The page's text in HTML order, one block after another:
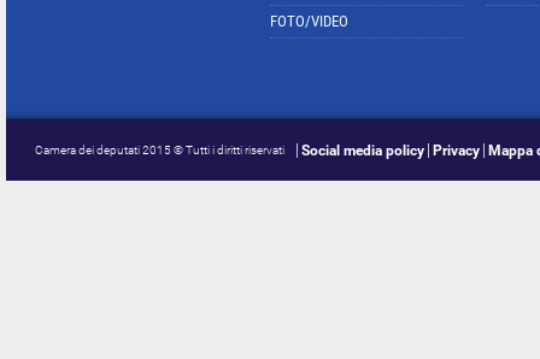
FOTO/VIDEO
Camera dei deputati 2015 © Tutti i diritti riservati Social media policy Privacy Mappa